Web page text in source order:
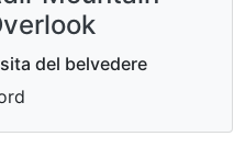
del belvedere